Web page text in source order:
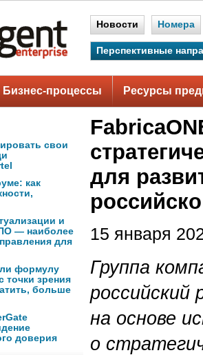
Новости Номера
Перспективные
Бизнес-процессы Ресурсы
свои
как
и
— наиболее
для
формулу
точки зрения
больше
доверия
для
15 января
Группа
российский
на основе
о